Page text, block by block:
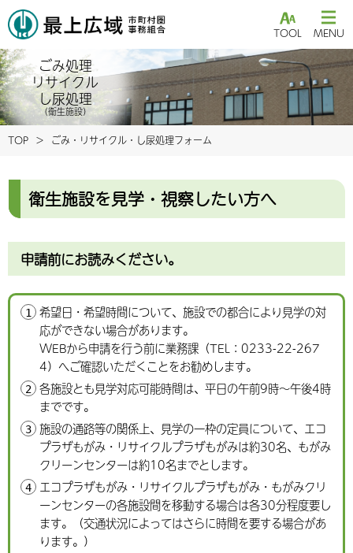
TOOL MENU
ごみ処理
リサイクル
し尿処理
（衛生施設）
TOP ごみ・リサイクル・し尿処理フォーム
衛生施設を見学・視察したい方へ
申請前にお読みください。
希望日・希望時間について、施設での都合により見学の対
応ができない場合があります。
WEBから申請を行う前に業務課（TEL：0233-22-267
4）へご確認いただくことをお勧めします。
各施設とも見学対応可能時間は、平日の午前9時～午後4時
までです。
施設の通路等の関係上、見学の一枠の定員について、エコ
プラザもがみ・リサイクルプラザもがみは約30名、もがみ
クリーンセンターは約10名までとします。
エコプラザもがみ・リサイクルプラザもがみ・もがみクリ
ーンセンターの各施設間を移動する場合は各30分程度要し
ます。（交通状況によってはさらに時間を要する場合があ
ります。）